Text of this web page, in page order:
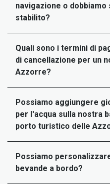
navigazione o
stabilito?
Quali sono i termini di
di cancellazione per un
Azzorre?
Possiamo aggiungere
per l'acqua sulla nostra
porto turistico delle
Possiamo
bevande a bordo?